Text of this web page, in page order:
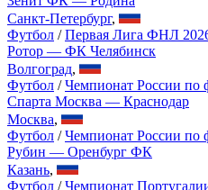
Санкт-Петербург,
Футбол /Первая Лига ФНЛ
Ротор — ФК Челябинск
Волгоград,
Футбол /Чемпионат России по
Спарта Москва — Краснодар
Москва,
Футбол /Чемпионат России по
Рубин — Оренбург ФК
Казань,
Футбол /Чемпионат